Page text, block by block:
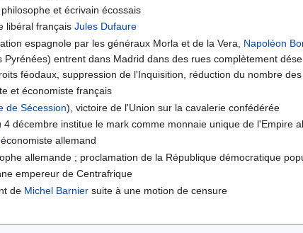
, philosophe et écrivain écossais
libéral françaisJules Dufaure
espagnole par les généraux Morla et de la Vera, Napoléon
entrent dans Madrid dans des rues complètement
féodaux, suppression de l'Inquisition, réduction du nombre
et économiste français
de Sécession), victoire de l'Union sur la cavalerie confédérée
décembre institue le mark comme monnaie unique de l'Empire
allemand
allemande ; proclamation de la République démocratique
empereur de Centrafrique
de Michel Barnier suite à une motion de censure